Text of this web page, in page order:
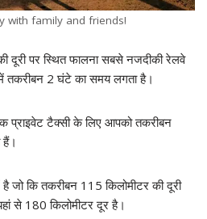
with family and friends!
दूरी पर स्थित फालना सबसे नजदीकी रेलवे
तकरीबन 2 घंटे का समय लगता है।
टैक्सी के लिए आपको तकरीबन
जो कि तकरीबन 115 किलोमीटर की दूरी
से 180 किलोमीटर दूर है।